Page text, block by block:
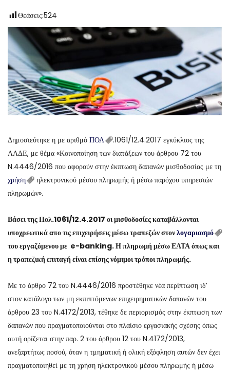
Θεάσεις:524
Δημοσιεύτηκε η με αριθμό ΠΟΛ
.1061/12.4.2017 εγκύκλιος της
ΑΑΔΕ, με θέμα «Κοινοποίηση των διατάξεων του άρθρου 72 του
N.4446/2016 που αφορούν στην έκπτωση δαπανών μισθοδοσίας με τη
χρήση
ηλεκτρονικού μέσου πληρωμής ή μέσω παρόχου υπηρεσιών
πληρωμών».
Βάσει της Πολ.1061/12.4.2017 οι μισθοδοσίες καταβάλλονται
υποχρεωτικά απο τις επιχειρήσεις μέσω τραπεζών στονλογαριασμό
του εργαζόμενου με e-banking. Η πληρωμή μέσω ΕΛΤΑ όπως και
η τραπεζική επιταγή είναι επίσης νόμιμοι τρόποι πληρωμής.
Με το άρθρο 72 του N.4446/2016 προστέθηκε νέα περίπτωση ιδ’
στον κατάλογο των μη εκπιπτόμενων επιχειρηματικών δαπανών του
άρθρου 23 του N.4172/2013, τέθηκε δε περιορισμός στην έκπτωση των
δαπανών που πραγματοποιούνται στο πλαίσιο εργασιακής σχέσης όπως
αυτή ορίζεται στην παρ. 2 του άρθρου 12 του N.4172/2013,
ανεξαρτήτως ποσού, όταν η τμηματική ή ολική εξόφληση αυτών δεν έχει
πραγματοποιηθεί με τη χρήση ηλεκτρονικού μέσου πληρωμής ή μέσω